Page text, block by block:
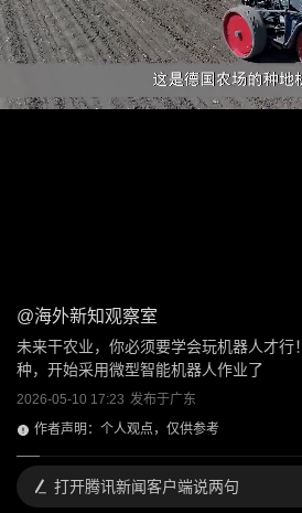
@海外新知观察室
未来干农业，你必须要学会玩机器人才行
种，开始采用微型智能机器人作业了
2026-05-10 17:23 发布于广东
作者声明：个人观点，仅供参考
打开腾讯新闻客户端说两句